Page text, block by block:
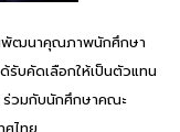
พัฒนาคุณภาพนักศึกษา
บคัดเลือกให้เป็นตัวแทน
ร่วมกับนักศึกษาคณะ